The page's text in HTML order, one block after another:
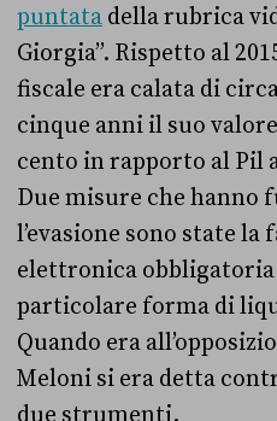
puntata della rubrica
Giorgia”. Rispetto al
fiscale era calata di
cinque anni il suo
cento in rapporto al Pil
Due misure che hanno
l’evasione sono state
elettronica obbligatoria
particolare forma di
Quando era
Meloni si era detta
due strumenti.